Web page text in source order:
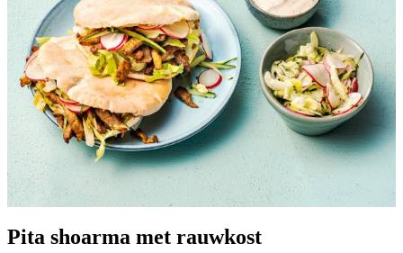
Pita shoarma met rauwkost